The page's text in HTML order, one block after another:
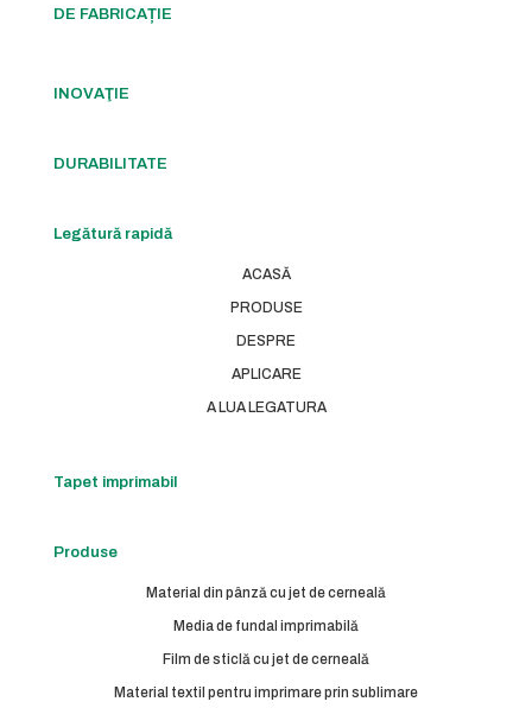
DE FABRICAȚIE
INOVAŢIE
DURABILITATE
Legătură rapidă
ACASĂ
PRODUSE
DESPRE
APLICARE
A LUA LEGATURA
Tapet imprimabil
Produse
Material din pânză cu jet de cerneală
Media de fundal imprimabilă
Film de sticlă cu jet de cerneală
Material textil pentru imprimare prin sublimare